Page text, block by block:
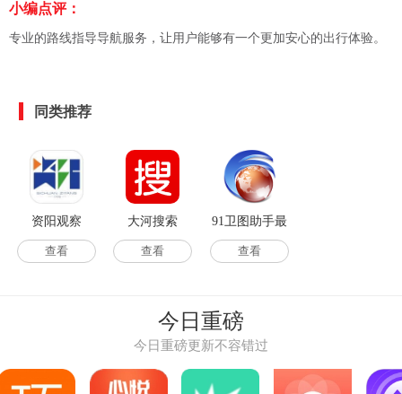
小编点评：
专业的路线指导导航服务，让用户能够有一个更加安心的出行体验。
同类推荐
资阳观察
查看
大河搜索
查看
91卫图助手最
新版
查看
今日重磅
今日重磅更新不容错过